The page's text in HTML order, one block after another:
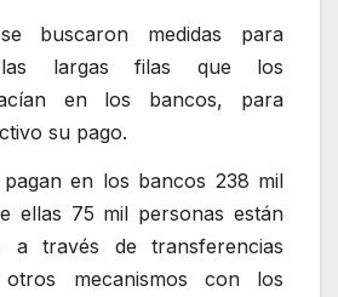
buscaron medidas para
largas filas que los
en los bancos, para
su pago.
en los bancos 238 mil
ellas 75 mil personas están
a través de transferencias
mecanismos con los